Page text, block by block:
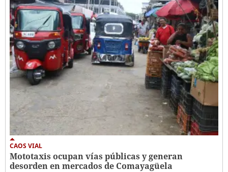
CAOS VIAL
Mototaxis ocupan vías públicas y generan
desorden en mercados de Comayagüela